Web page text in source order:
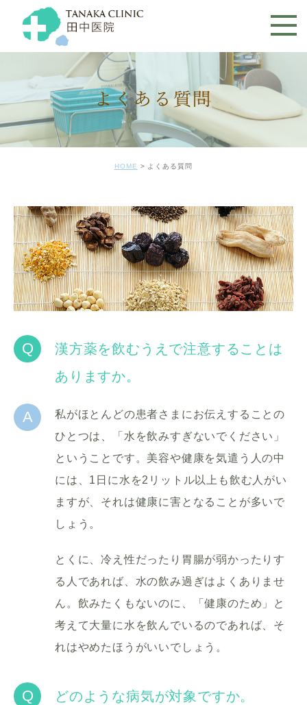
よくある質問
HOME よくある質問
Q
漢方薬を飲むうえで注意することは
ありますか。
A
私がほとんどの患者さまにお伝えすることの
ひとつは、「水を飲みすぎないでください」
ということです。美容や健康を気遣う人の中
には、1日に水を2リットル以上も飲む人がい
ますが、それは健康に害となることが多いで
しょう。
とくに、冷え性だったり胃腸が弱かったりす
る人であれば、水の飲み過ぎはよくありませ
ん。飲みたくもないのに、「健康のため」と
考えて大量に水を飲んでいるのであれば、そ
れはやめたほうがいいでしょう。
Q どのような病気が対象ですか。